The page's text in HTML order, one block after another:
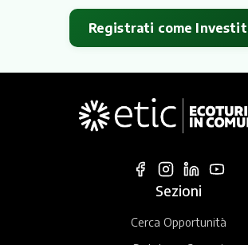
Registrati come
Sezioni
Cerca Opportunità